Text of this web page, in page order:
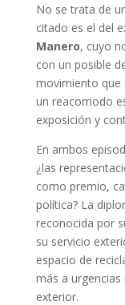
No se trata de
citado es el del
Manero, cuyo
con un posible
movimiento que
un reacomodo
exposición y
En ambos
¿las
como premio,
política? La
reconocida por
su servicio
espacio de
más a
exterior.